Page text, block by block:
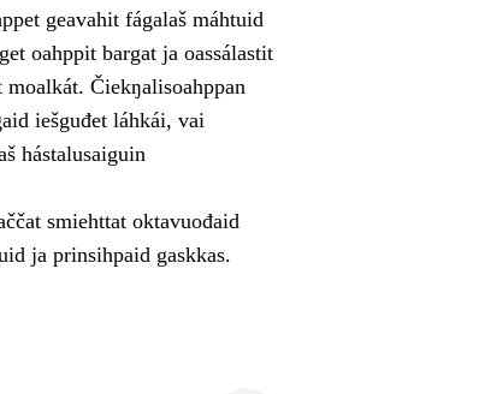
geavahit fágalaš máhtuid
oahppit bargat ja oassálastit
moalkát. Čiekŋalisoahppan
iešguđet láhkái, vai
hástalusaiguin
smiehttat oktavuođaid
ja prinsihpaid gaskkas.